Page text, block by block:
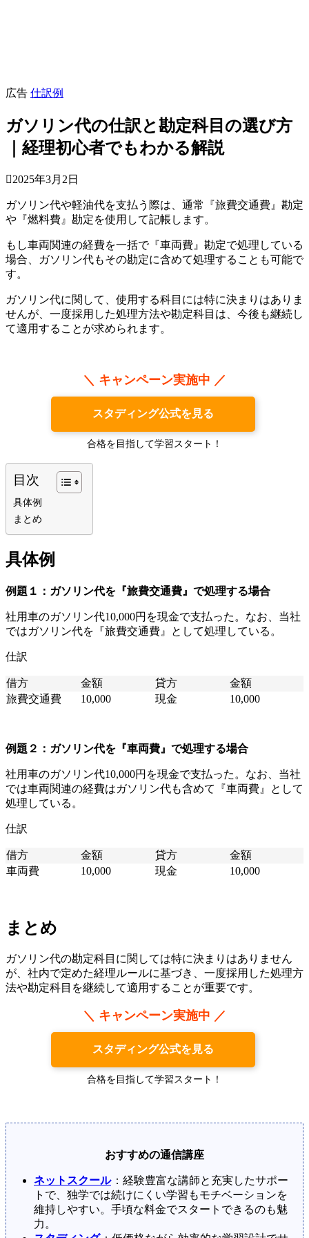
広告 仕訳例
ガソリン代の仕訳と勘定科目の選び方
｜経理初心者でもわかる解説
2025年3月2日
ガソリン代や軽油代を支払う際は、通常『旅費交通費』勘定
や『燃料費』勘定を使用して記帳します。
もし車両関連の経費を一括で『車両費』勘定で処理している
場合、ガソリン代もその勘定に含めて処理することも可能で
す。
ガソリン代に関して、使用する科目には特に決まりはありま
せんが、一度採用した処理方法や勘定科目は、今後も継続し
て適用することが求められます。
＼ キャンペーン実施中 ／
スタディング公式を見る
合格を目指して学習スタート！
目次
具体例
まとめ
具体例
例題１：ガソリン代を『旅費交通費』で処理する場合
社用車のガソリン代10,000円を現金で支払った。なお、当社
ではガソリン代を『旅費交通費』として処理している。
仕訳
借方 金額 貸方
金額
旅費交通費
10,000 現金 10,000
例題２：ガソリン代を『車両費』で処理する場合
社用車のガソリン代10,000円を現金で支払った。なお、当社
では車両関連の経費はガソリン代も含めて『車両費』として
処理している。
仕訳
借方 金額 貸方
金額
車両費
10,000 現金 10,000
まとめ
ガソリン代の勘定科目に関しては特に決まりはありません
が、社内で定めた経理ルールに基づき、一度採用した処理方
法や勘定科目を継続して適用することが重要です。
＼ キャンペーン実施中 ／
スタディング公式を見る
合格を目指して学習スタート！
おすすめの通信講座
ネットスクール ：経験豊富な講師と充実したサポー
トで、独学では続けにくい学習もモチベーションを
維持しやすい。手頃な料金でスタートできるのも魅
力。